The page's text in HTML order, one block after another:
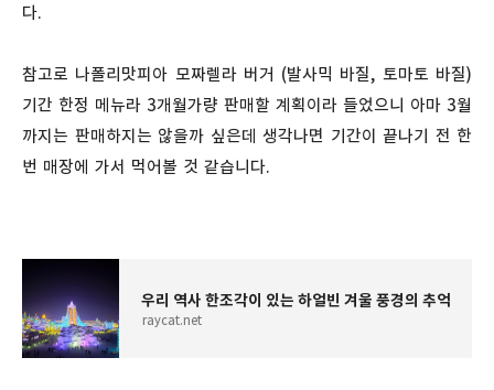
다.
참고로 나폴리맛피아 모짜렐라 버거 (발사믹 바질, 토마토 바질)
기간 한정 메뉴라 3개월가량 판매할 계획이라 들었으니 아마 3월
까지는 판매하지는 않을까 싶은데 생각나면 기간이 끝나기 전 한
번 매장에 가서 먹어볼 것 같습니다.
우리 역사 한조각이 있는 하얼빈 겨울 풍경의 추억
raycat.net